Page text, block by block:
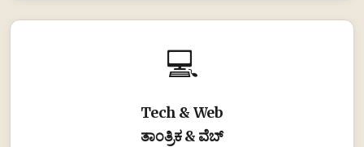
💻
Tech & Web
ತಾಂತ್ರಿಕ & ವೆಬ್